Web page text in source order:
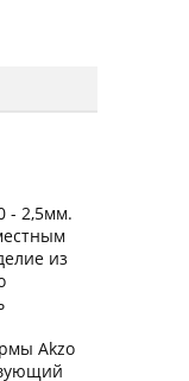
- 2,5мм.
из
Akzo